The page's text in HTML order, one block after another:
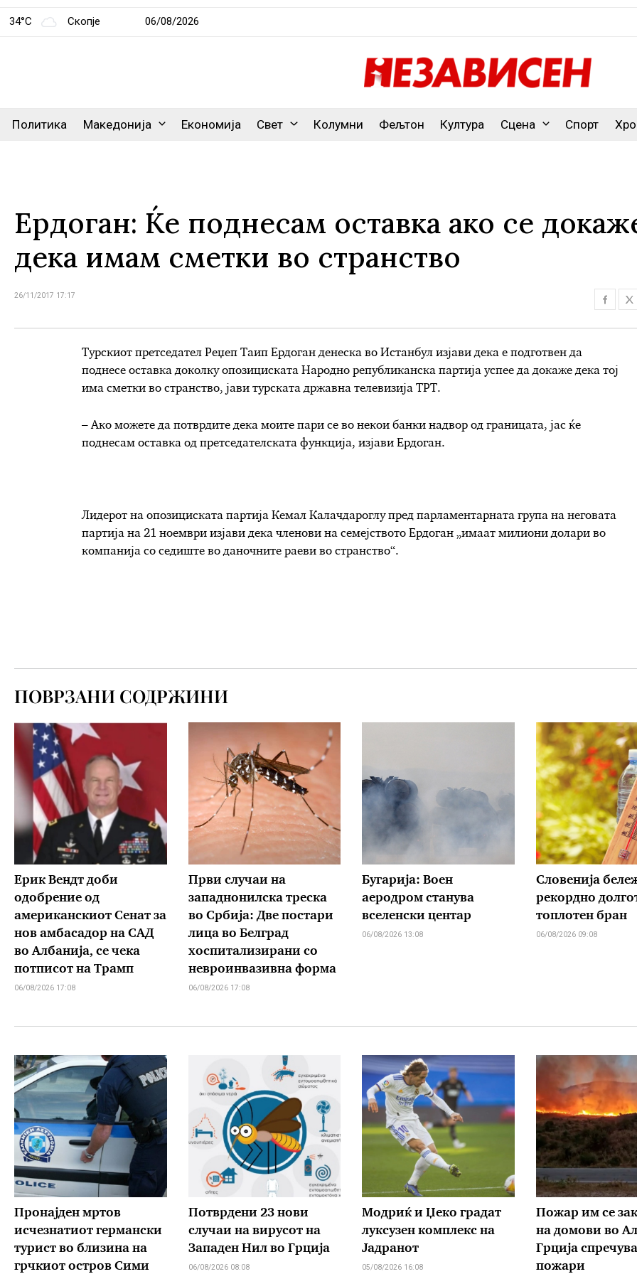
34°C Скопје 06/08/2026
Политика Македонија Економија Свет Колумни Фељтон Култура Сцена Спорт
Ердоган: Ќе поднесам оставка ако се
дека имам сметки во странство
26/11/2017 17:17
Турскиот претседател Реџеп Таип Ердоган денеска во Истанбул изјави дека е подготвен да
поднесе оставка доколку опозициската Народно републиканска партија успее да докаже дека тој
има сметки во странство, јави турската државна телевизија ТРТ.
– Ако можете да потврдите дека моите пари се во некои банки надвор од границата, јас ќе
поднесам оставка од претседателската функција, изјави Ердоган.
Лидерот на опозициската партија Кемал Калачдароглу пред парламентарната група на неговата
партија на 21 ноември изјави дека членови на семејството Ердоган „имаат милиони долари во
компанија со седиште во даночните раеви во странство“.
ПОВРЗАНИ СОДРЖИНИ
Ерик Вендт доби
одобрение од
американскиот Сенат за
нов амбасадор на САД
во Албанија, се чека
потписот на Трамп
06/08/2026 17:08
Први случаи на
западнонилска треска
во Србија: Две постари
лица во Белград
хоспитализирани со
невроинвазивна форма
06/08/2026 17:08
Бугарија: Воен
аеродром станува
вселенски центар
06/08/2026 13:08
Словенија
рекордно
топлотен бран
06/08/2026 09:08
Пронајден мртов
исчезнатиот германски
турист во близина на
грчкиот остров Сими
Потврдени 23 нови
случаи на вирусот на
Западен Нил во Грција
06/08/2026 08:08
Модриќ и Џеко градат
луксузен комплекс на
Јадранот
05/08/2026 16:08
Пожар им се
на домови во
Грција
пожари